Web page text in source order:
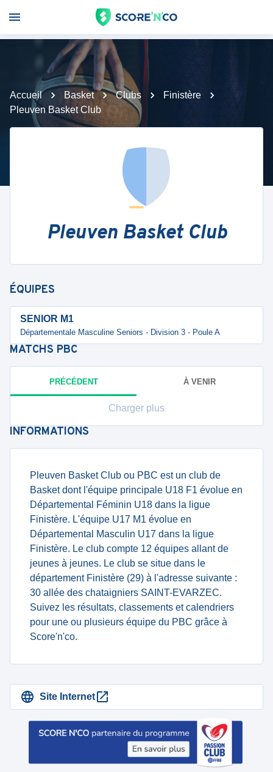
Accueil Basket Clubs
Finistère
Pleuven Basket Club
Pleuven Basket Club
ÉQUIPES
SENIOR M1
Départementale Masculine Seniors - Division 3 - Poule A
MATCHS PBC
PRÉCÉDENT À VENIR
Charger plus
INFORMATIONS
Pleuven Basket Club ou PBC est un club de
Basket dont l'équipe principale U18 F1 évolue en
Départemental Féminin U18 dans la ligue
Finistère. L'équipe U17 M1 évolue en
Départemental Masculin U17 dans la ligue
Finistère. Le club compte 12 équipes allant de
jeunes à jeunes. Le club se situe dans le
département Finistère (29) à l'adresse suivante :
30 allée des chataigniers SAINT-EVARZEC.
Suivez les résultats, classements et calendriers
pour une ou plusieurs équipe du PBC grâce à
Score'n'co.
Site Internet